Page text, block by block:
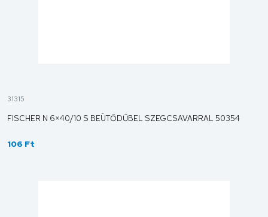
31315
FISCHER N 6×40/10 S BEÜTŐDŰBEL SZEGCSAVARRAL 50354
106 Ft